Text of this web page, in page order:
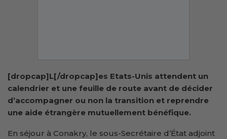
[dropcap]L[/dropcap]es Etats-Unis attendent un
calendrier et une feuille de route avant de décider
d’accompagner ou non la transition et reprendre
une aide étrangère mutuellement bénéfique.
En séjour à Conakry, le sous-Secrétaire d’État adjoint